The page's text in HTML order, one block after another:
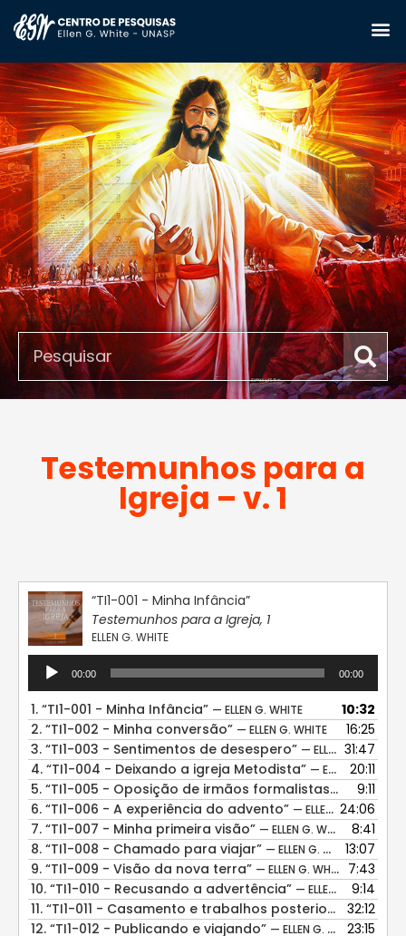
Testemunhos para a
Igreja – v. 1
“TI1-001 - Minha Infância”
Testemunhos para a Igreja, 1
ELLEN G. WHITE
Tocador
áudio
00:00 00:00
1. “TI1-001 - Minha Infância” — ELLEN G. WHITE
10:32
2. “TI1-002 - Minha conversão” — ELLEN G. WHITE
16:25
3. “TI1-003 - Sentimentos de desespero” — ELLEN G. WHITE
31:47
4. “TI1-004 - Deixando a igreja Metodista” — ELLEN G. WHITE
20:11
5. “TI1-005 - Oposição de irmãos formalistas” — ELLEN G.
9:11
6. “TI1-006 - A experiência do advento” — ELLEN G. WHITE
24:06
7. “TI1-007 - Minha primeira visão” — ELLEN G. WHITE
8:41
8. “TI1-008 - Chamado para viajar” — ELLEN G. WHITE
13:07
9. “TI1-009 - Visão da nova terra” — ELLEN G. WHITE
7:43
10. “TI1-010 - Recusando a advertência” — ELLEN G. WHITE
9:14
11. “TI1-011 - Casamento e trabalhos posteriores” — ELLEN
32:12
12. “TI1-012 - Publicando e viajando” — ELLEN G. WHITE
23:15